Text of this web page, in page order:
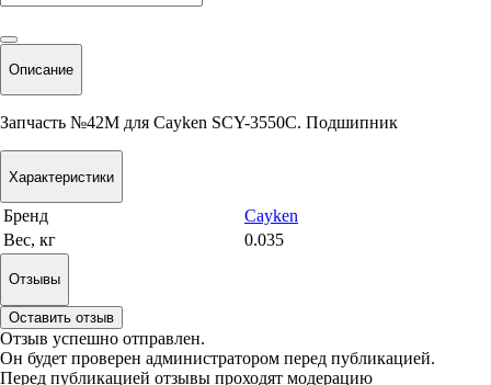
Описание
Запчасть №42М для Cayken SCY-3550C. Подшипник
Характеристики
Бренд
Cayken
Вес, кг
0.035
Отзывы
Оставить отзыв
Отзыв успешно отправлен.
Он будет проверен администратором перед публикацией.
Перед публикацией отзывы проходят модерацию